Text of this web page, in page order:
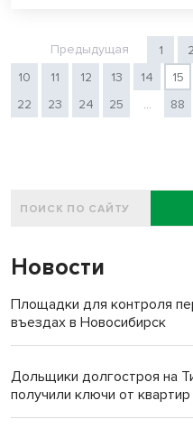
Предыдущая 1 2
10
11 12 13 14 15
22
23 24 25 ... 88
Новости
Площадки для контроля
въездах в Новосибирск
Дольщики долгостроя на
получили ключи от квартир